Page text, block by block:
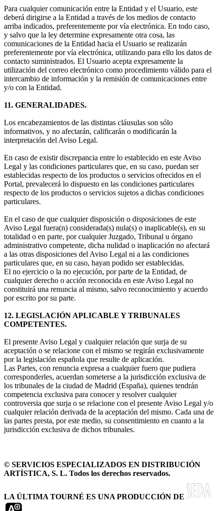
Para cualquier comunicación entre la Entidad y el Usuario, este
deberá dirigirse a la Entidad a través de los medios de contacto
arriba indicados, preferentemente por vía electrónica. En todo caso,
y salvo que la ley determine expresamente otra cosa, las
comunicaciones de la Entidad hacia el Usuario se realizarán
preferentemente por vía electrónica, utilizando para ello los datos de
contacto suministrados. El Usuario acepta expresamente la
utilización del correo electrónico como procedimiento válido para el
intercambio de información y la remisión de comunicaciones entre
y/o con la Entidad.
11. GENERALIDADES.
Los encabezamientos de las distintas cláusulas son sólo
informativos, y no afectarán, calificarán o modificarán la
interpretación del Aviso Legal.
En caso de existir discrepancia entre lo establecido en este Aviso
Legal y las condiciones particulares que, en su caso, puedan ser
establecidas respecto de los productos o servicios ofrecidos en el
Portal, prevalecerá lo dispuesto en las condiciones particulares
respecto de los productos o servicios sujetos a dichas condiciones
particulares.
En el caso de que cualquier disposición o disposiciones de este
Aviso Legal fuera(n) considerada(s) nula(s) o inaplicable(s), en su
totalidad o en parte, por cualquier Juzgado, Tribunal u órgano
administrativo competente, dicha nulidad o inaplicación no afectará
a las otras disposiciones del Aviso Legal ni a las condiciones
particulares que, en su caso, hayan podido ser establecidas.
El no ejercicio o la no ejecución, por parte de la Entidad, de
cualquier derecho o acción reconocida en este Aviso Legal no
constituirá una renuncia al mismo, salvo reconocimiento y acuerdo
por escrito por su parte.
12. LEGISLACIÓN APLICABLE Y TRIBUNALES
COMPETENTES.
El presente Aviso Legal y cualquier relación que surja de su
aceptación o se relacione con el mismo se regirán exclusivamente
por la legislación española que resulte de aplicación.
Las Partes, con renuncia expresa a cualquier fuero que pudiera
corresponderles, acuerdan someterse a la jurisdicción exclusiva de
los tribunales de la ciudad de Madrid (España), quienes tendrán
competencia exclusiva para conocer y resolver cualquier
controversia que surja o se relacione con el presente Aviso Legal y/o
cualquier relación derivada de la aceptación del mismo. Cada una de
las partes presta, por este medio, su consentimiento en cuanto a la
jurisdicción exclusiva de dichos tribunales.
© SERVICIOS ESPECIALIZADOS EN DISTRIBUCIÓN
ARTÍSTICA, S. L. Todos los derechos reservados.
LA ÚLTIMA TOURNÉ ES UNA PRODUCCIÓN DE